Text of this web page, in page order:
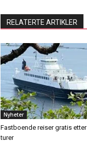
RELATERTE ARTIKLER
Nyheter
Fastboende reiser gratis
turer